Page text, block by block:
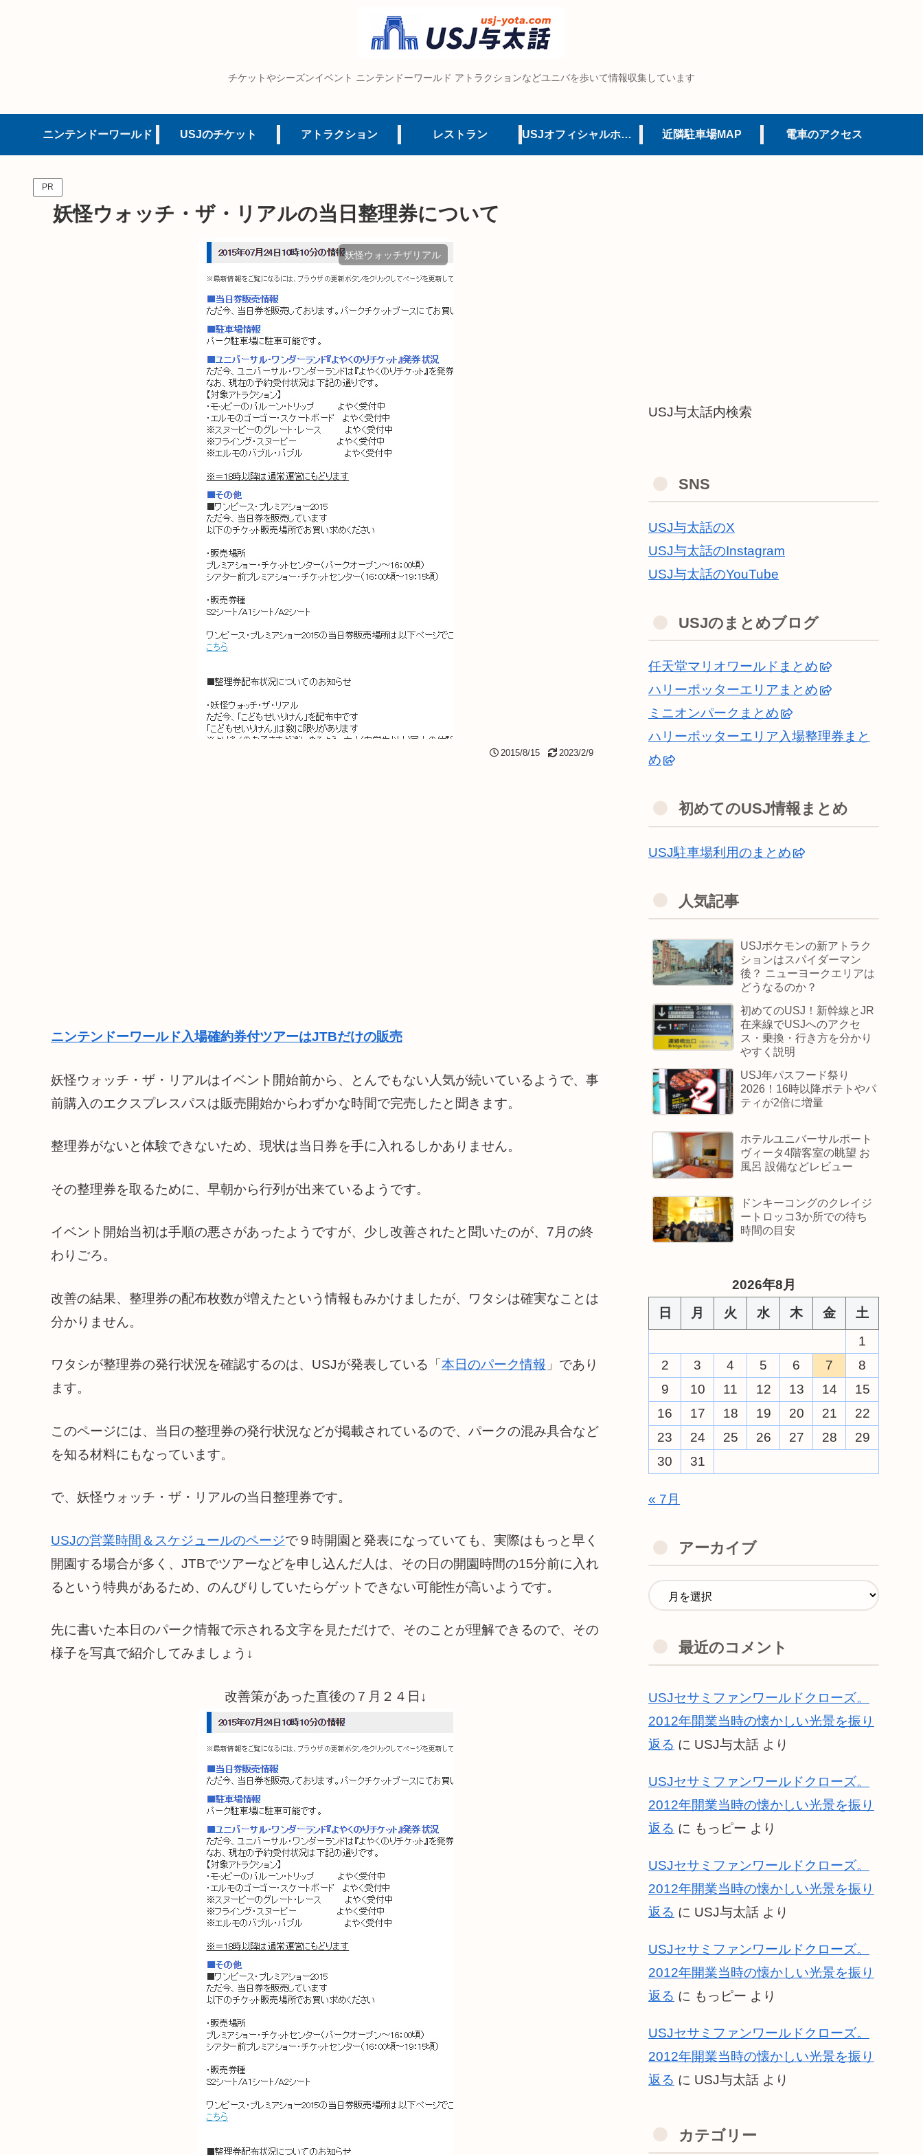
チケットやシーズンイベント ニンテンドーワールド アトラクションなどユニバを歩いて情報収集しています
ニンテンドーワールド USJのチケット アトラクション レストラン USJオフィシャルホテル 近隣駐車場MAP 電車のアクセス
PR
妖怪ウォッチ・ザ・リアルの当日整理券について
妖怪ウォッチザリアル
2015/8/15 2023/2/9
ニンテンドーワールド入場確約券付ツアーはJTBだけの販売
妖怪ウォッチ・ザ・リアルはイベント開始前から、とんでもない人気が続いているようで、事
前購入のエクスプレスパスは販売開始からわずかな時間で完売したと聞きます。
整理券がないと体験できないため、現状は当日券を手に入れるしかありません。
その整理券を取るために、早朝から行列が出来ているようです。
イベント開始当初は手順の悪さがあったようですが、少し改善されたと聞いたのが、7月の終
わりごろ。
改善の結果、整理券の配布枚数が増えたという情報もみかけましたが、ワタシは確実なことは
分かりません。
ワタシが整理券の発行状況を確認するのは、USJが発表している「 本日のパーク情報 」であり
ます。
このページには、当日の整理券の発行状況などが掲載されているので、パークの混み具合など
を知る材料にもなっています。
で、妖怪ウォッチ・ザ・リアルの当日整理券です。
USJの営業時間＆スケジュールのページで９時開園と発表になっていても、実際はもっと早く
開園する場合が多く、JTBでツアーなどを申し込んだ人は、その日の開園時間の15分前に入れ
るという特典があるため、のんびりしていたらゲットできない可能性が高いようです。
先に書いた本日のパーク情報で示される文字を見ただけで、そのことが理解できるので、その
様子を写真で紹介してみましょう↓
改善策があった直後の７月２４日↓
USJ与太話内検索
SNS
USJ与太話のX
USJ与太話のInstagram
USJ与太話のYouTube
USJのまとめブログ
任天堂マリオワールドまとめ
ハリーポッターエリアまとめ
ミニオンパークまとめ
ハリーポッターエリア入場整理券まと
め
初めてのUSJ情報まとめ
USJ駐車場利用のまとめ
人気記事
USJポケモンの新アトラク
ションはスパイダーマン
後？ ニューヨークエリアは
どうなるのか？
初めてのUSJ！新幹線とJR
在来線でUSJへのアクセ
ス・乗換・行き方を分かり
やすく説明
USJ年パスフード祭り
2026！16時以降ポテトやパ
ティが2倍に増量
ホテルユニバーサルポート
ヴィータ4階客室の眺望 お
風呂 設備などレビュー
ドンキーコングのクレイジ
ートロッコ3か所での待ち
時間の目安
2026年8月
日
月 火 水 木 金
土
1
2
3 4 5 6 7
8
9
10 11 12 13 14
15
16
17 18 19 20 21
22
23
24 25 26 27 28
29
30
31
« 7月
アーカイブ
最近のコメント
USJセサミファンワールドクローズ。
2012年開業当時の懐かしい光景を振り
返る に USJ与太話 より
USJセサミファンワールドクローズ。
2012年開業当時の懐かしい光景を振り
返る に もっピー より
USJセサミファンワールドクローズ。
2012年開業当時の懐かしい光景を振り
返る に USJ与太話 より
USJセサミファンワールドクローズ。
2012年開業当時の懐かしい光景を振り
返る に もっピー より
USJセサミファンワールドクローズ。
2012年開業当時の懐かしい光景を振り
返る に USJ与太話 より
カテゴリー